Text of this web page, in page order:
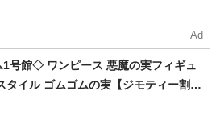
Ad
号館◇ ワンピース 悪魔の実フィギュ
タイル ゴムゴムの実【ジモティー割引